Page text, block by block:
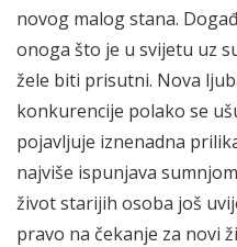
novog malog stana.
onoga što je u svijetu uz
žele biti prisutni. Nova
konkurencije polako se
pojavljuje iznenadna
najviše ispunjava
život starijih osoba još
pravo na čekanje za novi